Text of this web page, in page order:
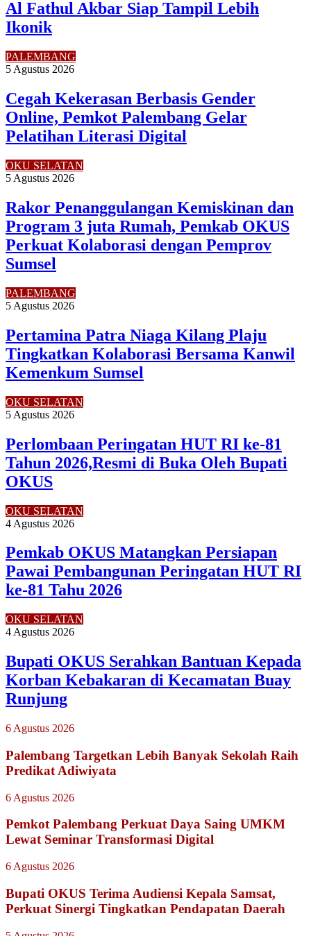
Al Fathul Akbar Siap Tampil Lebih
Ikonik
PALEMBANG
5 Agustus 2026
Cegah Kekerasan Berbasis Gender
Online, Pemkot Palembang Gelar
Pelatihan Literasi Digital
OKU SELATAN
5 Agustus 2026
Rakor Penanggulangan Kemiskinan dan
Program 3 juta Rumah, Pemkab OKUS
Perkuat Kolaborasi dengan Pemprov
Sumsel
PALEMBANG
5 Agustus 2026
Pertamina Patra Niaga Kilang Plaju
Tingkatkan Kolaborasi Bersama Kanwil
Kemenkum Sumsel
OKU SELATAN
5 Agustus 2026
Perlombaan Peringatan HUT RI ke-81
Tahun 2026,Resmi di Buka Oleh Bupati
OKUS
OKU SELATAN
4 Agustus 2026
Pemkab OKUS Matangkan Persiapan
Pawai Pembangunan Peringatan HUT RI
ke-81 Tahu 2026
OKU SELATAN
4 Agustus 2026
Bupati OKUS Serahkan Bantuan Kepada
Korban Kebakaran di Kecamatan Buay
Runjung
6 Agustus 2026
Palembang Targetkan Lebih Banyak Sekolah Raih
Predikat Adiwiyata
6 Agustus 2026
Pemkot Palembang Perkuat Daya Saing UMKM
Lewat Seminar Transformasi Digital
6 Agustus 2026
Bupati OKUS Terima Audiensi Kepala Samsat,
Perkuat Sinergi Tingkatkan Pendapatan Daerah